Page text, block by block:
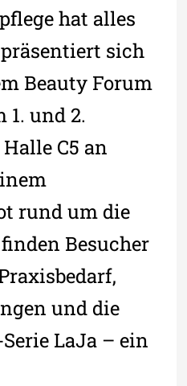
hat alles
sich
Beauty Forum
und 2.
C5 an
rund um die
Besucher
und die
LaJa – ein